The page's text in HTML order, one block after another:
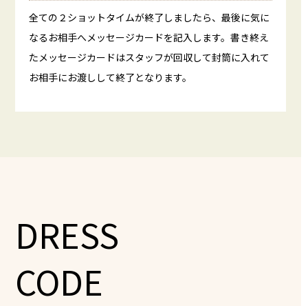
全ての２ショットタイムが終了しましたら、最後に気に
なるお相手へメッセージカードを記入します。書き終え
たメッセージカードはスタッフが回収して封筒に入れて
お相手にお渡しして終了となります。
DRESS
CODE